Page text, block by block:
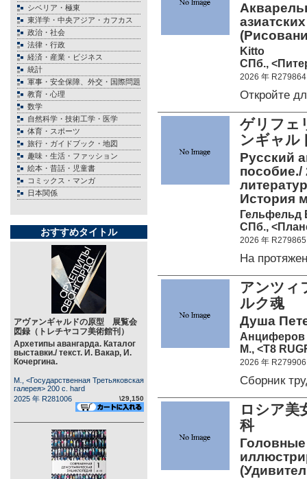
シベリア・極東
東洋学・中央アジア・カフカス
政治・社会
法律・行政
経済・産業・ビジネス
統計
軍事・安全保障、外交・国際問題
教育・心理
数学
自然科学・技術工学・医学
体育・スポーツ
旅行・ガイドブック・地図
趣味・生活・ファッション
絵本・昔話・児童書
コミックス・マンガ
日本関係
おすすめタイトル
アヴァンギャルドの原型 展覧会
図録（トレチヤコフ美術館刊）
Архетипы авангарда. Каталог
выставки./ текст. И. Вакар, И.
Кочергина.
М., <Государственная Третьяковская
галерея> 200 c. hard
2025 年 R281006
\29,150
Kitto
СПб.,
2026 年 R279864
Откройте
ゲリフェ
ンギャル
Русский
пособие./
История
Гельфельд
СПб.,
2026 年 R279865
На
アンツィ
ルク魂
Душа
М., <Т8
2026 年 R279906
Сборник
ロシア美
科